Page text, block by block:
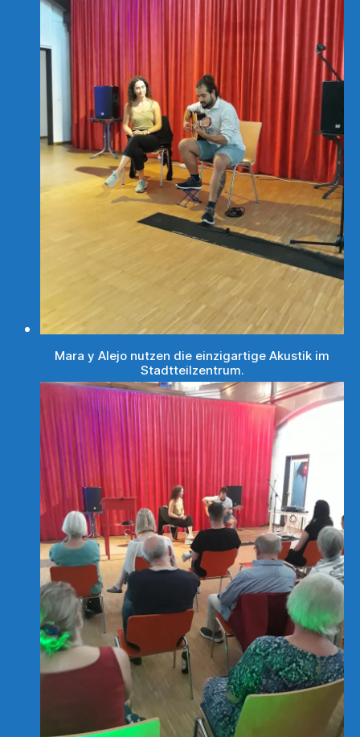
Mara y Alejo nutzen die einzigartige Akustik im
Stadtteilzentrum.